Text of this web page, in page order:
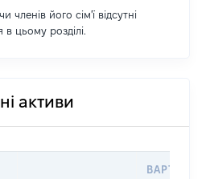
членів його сім'ї відсутні
цьому розділі.
активи
ВАРТІСТЬ